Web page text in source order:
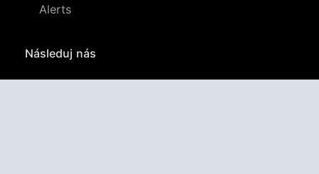
Alerts
Následuj nás
YouTube